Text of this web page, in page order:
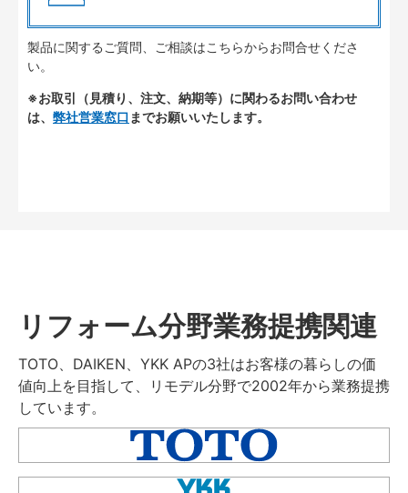
製品に関するご質問、ご相談はこちらからお問合せくださ
い。
※お取引（見積り、注文、納期等）に関わるお問い合わせ
は、 弊社営業窓口 までお願いいたします。
リフォーム分野業務提携関連
TOTO、DAIKEN、YKK APの3社はお客様の暮らしの価
値向上を目指して、リモデル分野で2002年から業務提携
しています。